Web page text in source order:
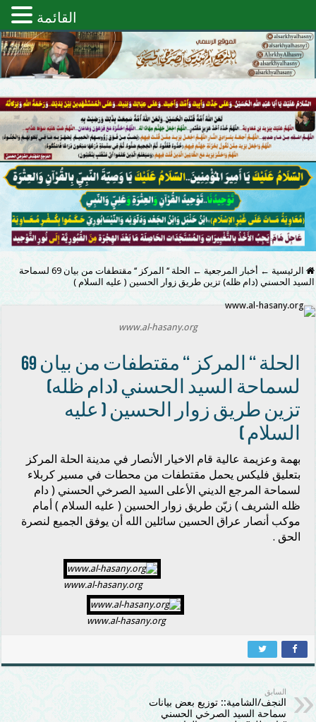
الرئيسية ← أخبار المرجعية ←
الحلة ‘‘ المركز ‘‘ مقتطفات من بيان 69 لسماحة
السيد الحسني (دام ظله) تزين طريق زوار الحسين ( عليه السلام )
www.al-hasany.org
الحلة ‘‘ المركز ‘‘ مقتطفات من بيان 69
لسماحة السيد الحسني (دام ظله)
تزين طريق زوار الحسين ( عليه
السلام )
بهمة وعزيمة عالية قام الاخيار الأنصار في مدينة الحلة المركز
بتعليق فليكس يحمل مقتطفات من محطات في مسير كربلاء
لسماحة المرجع الديني الأعلى السيد الصرخي الحسني ( دام
ظله الشريف ) زيّن طريق زوار الحسين ( عليه السلام ) أمام
موكب أنصار عراق الحسين سائلين الله أن يوفق الجميع لنصرة
الحق .
www.al-hasany.org
www.al-hasany.org
السابق
النجف/الشامية:: توزيع بعض بيانات
سماحة السيد الصرخي الحسني
القائمة